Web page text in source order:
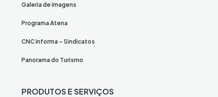
Galeria de imagens
Programa Atena
CNC Informa – Sindicatos
Panorama do Turismo
PRODUTOS E SERVIÇOS